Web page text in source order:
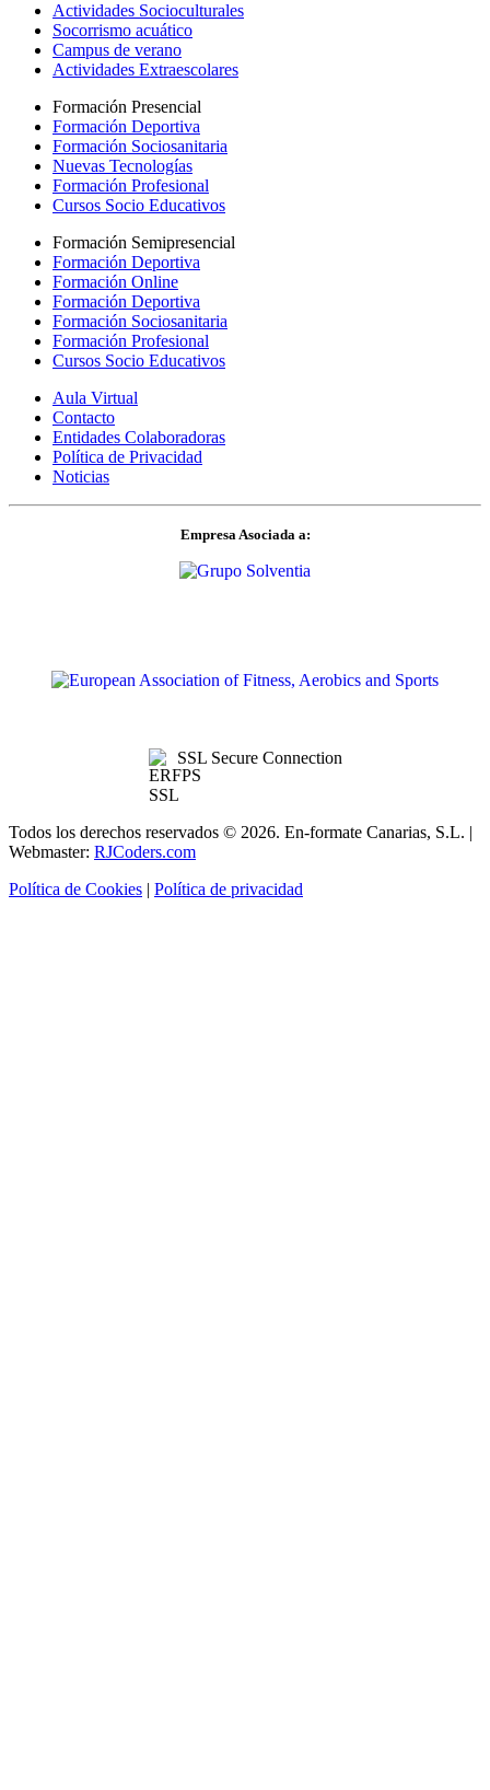
Actividades Socioculturales
Socorrismo acuático
Campus de verano
Actividades Extraescolares
Formación Presencial
Formación Deportiva
Formación Sociosanitaria
Nuevas Tecnologías
Formación Profesional
Cursos Socio Educativos
Formación Semipresencial
Formación Deportiva
Formación Online
Formación Deportiva
Formación Sociosanitaria
Formación Profesional
Cursos Socio Educativos
Aula Virtual
Contacto
Entidades Colaboradoras
Política de Privacidad
Noticias
Empresa Asociada a:
SSL Secure Connection
Todos los derechos reservados © 2026. En-formate Canarias, S.L. |
Webmaster: RJCoders.com
Política de Cookies | Política de privacidad